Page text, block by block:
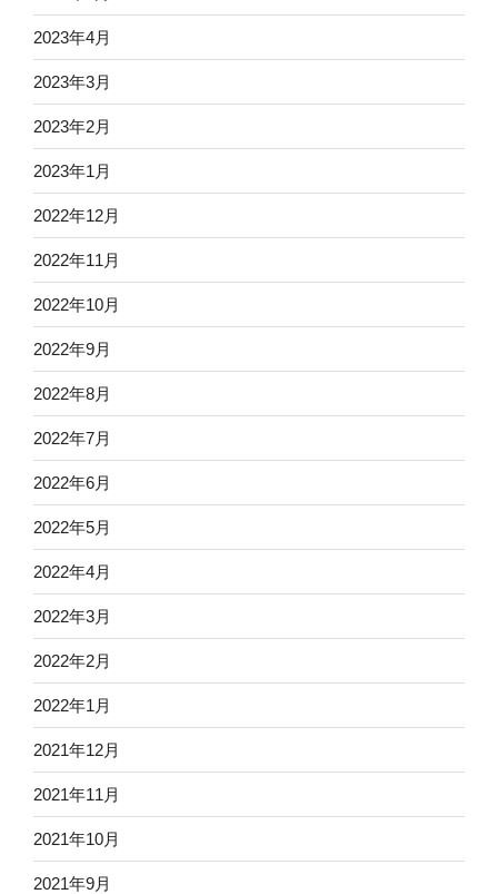
2023年4月
2023年3月
2023年2月
2023年1月
2022年12月
2022年11月
2022年10月
2022年9月
2022年8月
2022年7月
2022年6月
2022年5月
2022年4月
2022年3月
2022年2月
2022年1月
2021年12月
2021年11月
2021年10月
2021年9月